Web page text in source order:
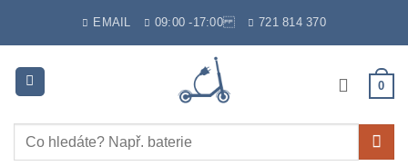
EMAIL 09:00 -17:00 721 814 370
0
Hledat: